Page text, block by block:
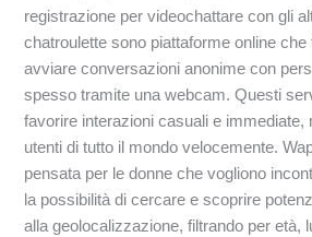
registrazione per videochattare con gli
chatroulette sono piattaforme online che
avviare conversazioni anonime con
spesso tramite una webcam. Questi
favorire interazioni casuali e immediate,
utenti di tutto il mondo velocemente.
pensata per le donne che vogliono
la possibilità di cercare e scoprire
alla geolocalizzazione, filtrando per età,